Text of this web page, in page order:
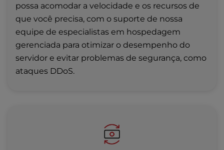
possa acomodar a velocidade e os recursos de
que você precisa, com o suporte de nossa
equipe de especialistas em hospedagem
gerenciada para otimizar o desempenho do
servidor e evitar problemas de segurança, como
ataques DDoS.